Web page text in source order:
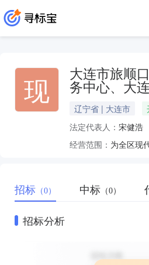
现
大连市旅顺
务中心、大
辽宁省 | 大连市
法定代表人： 宋健浩
经营范围：
招标 （0） 中标 （0）
招标分析